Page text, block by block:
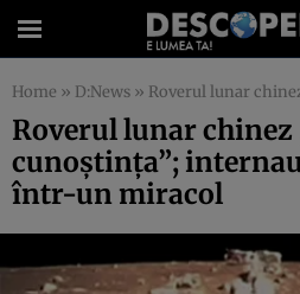
Home » D:News » Roverul lunar chinez „şi-a
Roverul lunar chinez
cunoştinţa”;
într-un miracol